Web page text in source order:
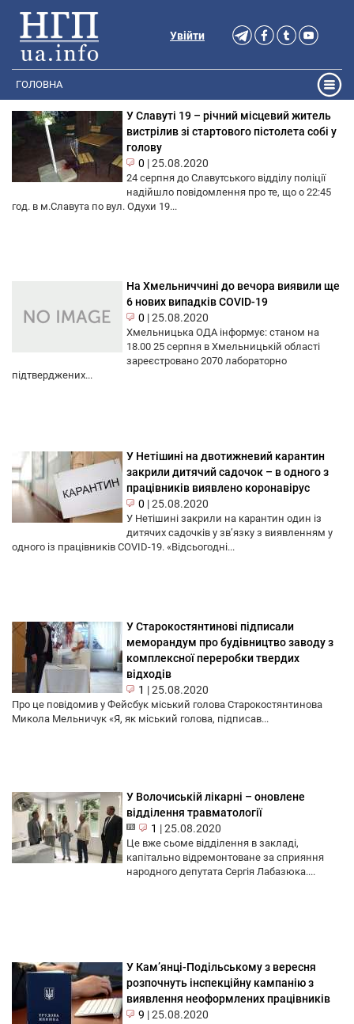
Увійти
ГОЛОВНА
У Славуті 19 – річний місцевий житель
вистрілив зі стартового пістолета собі у
голову
0 |25.08.2020
24 серпня до Славутського відділу поліції
надійшло повідомлення про те, що о 22:45
год. в м.Славута по вул. Одухи 19...
На Хмельниччині до вечора виявили ще
6 нових випадків COVID-19
0 |25.08.2020
Хмельницька ОДА інформує: станом на
18.00 25 серпня в Хмельницькій області
зареєстровано 2070 лабораторно
підтверджених...
У Нетішині на двотижневий карантин
закрили дитячий садочок – в одного з
працівників виявлено коронавірус
0 |25.08.2020
У Нетішині закрили на карантин один із
дитячих садочків у зв’язку з виявленням у
одного із працівників COVID-19. «Відсьогодні...
У Старокостянтинові підписали
меморандум про будівництво заводу з
комплексної переробки твердих
відходів
1 |25.08.2020
Про це повідомив у Фейсбук міський голова Старокостянтинова
Микола Мельничук «Я, як міський голова, підписав...
У Волочиській лікарні – оновлене
відділення травматології
1 |25.08.2020
Це вже сьоме відділення в закладі,
капітально відремонтоване за сприяння
народного депутата Сергія Лабазюка....
У Кам’янці-Подільському з вересня
розпочнуть інспекційну кампанію з
виявлення неоформлених працівників
9 |25.08.2020